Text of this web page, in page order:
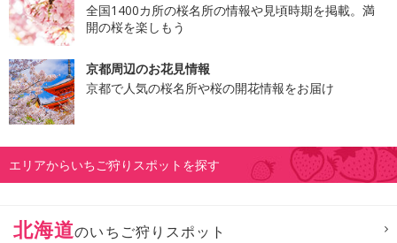
全国1400カ所の桜名所の情報や見頃時期を掲載。満
開の桜を楽しもう
京都周辺のお花見情報
京都で人気の桜名所や桜の開花情報をお届け
エリアからいちご狩りスポットを探す
北海道のいちご狩りスポット